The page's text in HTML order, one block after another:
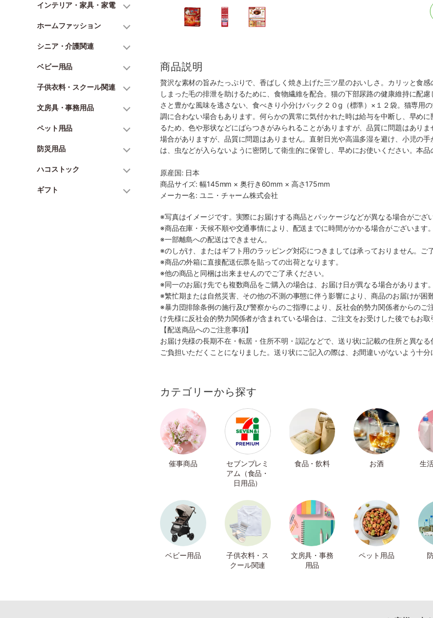
インテリア・家具・家電
ホームファッション
シニア・介護関連
ベビー用品
子供衣料・スクール関連
文房具・事務用品
ペット用品
防災用品
ハコストック
ギフト
商品説明
贅沢な素材の旨みたっぷりで、香ばしく焼き上げた三ツ星のおいしさ。カリッと食
しまった毛の排泄を助けるために、食物繊維を配合。猫の下部尿路の健康維持に配
さと豊かな風味を逃さない、食べきり小分けパック２０g（標準）×１２袋。猫専用
調に合わない場合もあります。何らかの異常に気付かれた時は給与を中断し、早め
るため、色や形状などにばらつきがみられることがありますが、品質に問題はあり
場合がありますが、品質に問題はありません。直射日光や高温多湿を避け、小児の
は、虫などが入らないように密閉して衛生的に保管し、早めにお使いください。本品
原産国: 日本
商品サイズ: 幅145mm × 奥行き60mm × 高さ175mm
メーカー名: ユニ・チャーム株式会社
※写真はイメージです。実際にお届けする商品とパッケージなどが異なる場合がござい
※商品在庫・天候不順や交通事情により、配送までに時間がかかる場合がございます。
※一部離島への配送はできません。
※のしがけ、またはギフト用のラッピング対応につきましては承っておりません。ご
※商品の外箱に直接配送伝票を貼っての出荷となります。
※他の商品と同梱は出来ませんのでご了承ください。
※同一のお届け先でも複数商品をご購入の場合は、お届け日が異なる場合があります。
※繁忙期または自然災害、その他の不測の事態に伴う影響により、商品のお届けが困
※暴力団排除条例の施行及び警察からのご指導により、反社会的勢力関係者からの
け先様に反社会的勢力関係者が含まれている場合は、ご注文をお受けした後でもお
【配送商品へのご注意事項】
お届け先様の長期不在・転居・住所不明・誤記などで、送り状に記載の住所と異な
ご負担いただくことになりました。送り状にご記入の際は、お間違いがないよう十分
カテゴリーから探す
催事商品
セブンプレミ
アム（食品・
日用品）
食品・飲料 お酒
生
ベビー用品
子供衣料・ス
クール関連
文房具・事務
用品
ペット用品